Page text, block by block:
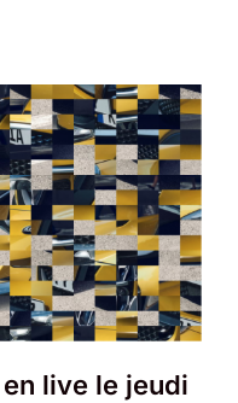
live le jeudi